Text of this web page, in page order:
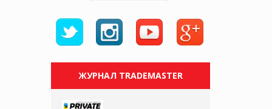
ЖУРНАЛ TRADEMASTER